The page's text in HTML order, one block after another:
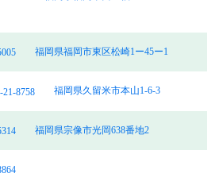
福岡県福岡市東区松崎1ー45ー1
21-8758 福岡県久留米市本山1-6-3
福岡県宗像市光岡638番地2